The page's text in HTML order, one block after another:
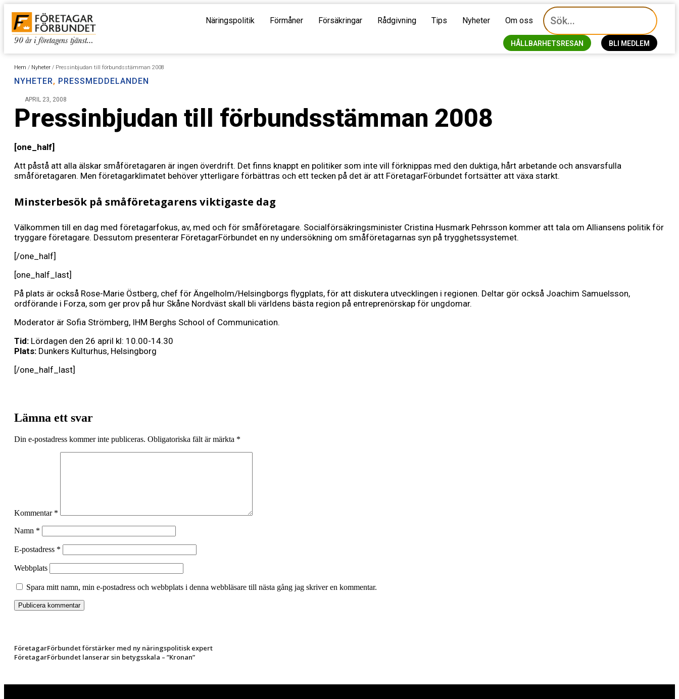
Näringspolitik Förmåner Försäkringar Rådgivning Tips Nyheter Om oss
HÅLLBARHETSRESAN BLI MEDLEM
Hem / Nyheter / Pressinbjudan till förbundsstämman 2008
NYHETER, PRESSMEDDELANDEN
APRIL 23, 2008
Pressinbjudan till förbundsstämman 2008
[one_half]
Att påstå att alla älskar småföretagaren är ingen överdrift. Det finns knappt en politiker som inte vill förknippas med den duktiga, hårt arbetande och ansvarsfulla
småföretagaren. Men företagarklimatet behöver ytterligare förbättras och ett tecken på det är att FöretagarFörbundet fortsätter att växa starkt.
Minsterbesök på småföretagarens viktigaste dag
Välkommen till en dag med företagarfokus, av, med och för småföretagare. Socialförsäkringsminister Cristina Husmark Pehrsson kommer att tala om Alliansens politik för
tryggare företagare. Dessutom presenterar FöretagarFörbundet en ny undersökning om småföretagarnas syn på trygghetssystemet.
[/one_half]
[one_half_last]
På plats är också Rose-Marie Östberg, chef för Ängelholm/Helsingborgs flygplats, för att diskutera utvecklingen i regionen. Deltar gör också Joachim Samuelsson,
ordförande i Forza, som ger prov på hur Skåne Nordväst skall bli världens bästa region på entreprenörskap för ungdomar.
Moderator är Sofia Strömberg, IHM Berghs School of Communication.
Tid: Lördagen den 26 april kl: 10.00-14.30
Plats: Dunkers Kulturhus, Helsingborg
[/one_half_last]
Lämna ett svar
Din e-postadress kommer inte publiceras. Obligatoriska fält är märkta *
Kommentar *
Namn *
E-postadress *
Webbplats
Spara mitt namn, min e-postadress och webbplats i denna webbläsare till nästa gång jag skriver en kommentar.
FöretagarFörbundet förstärker med ny näringspolitisk expert
FöretagarFörbundet lanserar sin betygsskala – ”Kronan”